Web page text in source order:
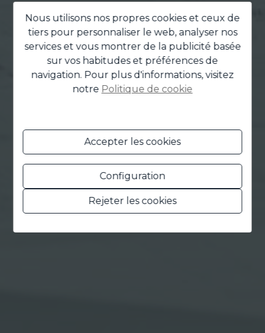
Nous utilisons nos propres cookies et ceux de
tiers pour personnaliser le web, analyser nos
services et vous montrer de la publicité basée
sur vos habitudes et préférences de
navigation. Pour plus d'informations, visitez
notre Politique de cookie
Accepter les cookies
Configuration
Rejeter les cookies